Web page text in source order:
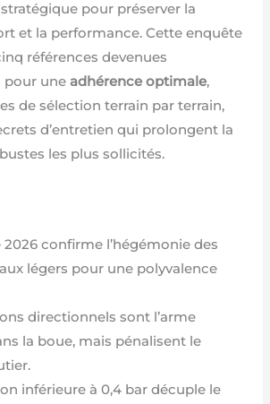
pour préserver la
et la performance. Cette enquête
références devenues
pour uneadhérence optimale,
de sélection terrain par terrain,
d’entretien qui prolongent la
les plus sollicités.
2026 confirme l’hégémonie des
légers pour une polyvalence
directionnels sont l’arme
la boue, mais pénalisent le
inférieure à 0,4 bar décuple le